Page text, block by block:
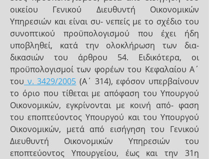
οικείου Γενικού Διευθυντή Οικονομικών
Υπηρεσιών και είναι συ- νεπείς με το σχέδιο του
συνοπτικού προϋπολογισμού που έχει ήδη
υποβληθεί, κατά την ολοκλήρωση των δια-
δικασιών του άρθρου 54. Ειδικότερα, οι
προϋπολογισμοί των φορέων του Κεφαλαίου Α΄
του ν. 3429/2005 (Α΄ 314), εφόσον υπερβαίνουν
το όριο που τίθεται με απόφαση του Υπουργού
Οικονομικών, εγκρίνονται με κοινή από- φαση
του εποπτεύοντος Υπουργού και του Υπουργού
Οικονομικών, μετά από εισήγηση του Γενικού
Διευθυντή Οικονομικών Υπηρεσιών του
εποπτεύοντος Υπουργείου, έως και την 31η